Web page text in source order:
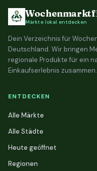
Märkte lokal entdecken
Dein Verzeichnis für
Deutschland. Wir bringen
regionale Produkte für ein
Einkaufserlebnis zusammen.
ENTDECKEN
Alle Märkte
Alle Städte
Heute geöffnet
Regionen